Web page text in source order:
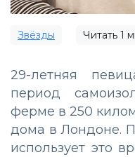
Звёзды Читать 1
29-летняя
период
ферме в 250
дома в Лондоне.
использует это